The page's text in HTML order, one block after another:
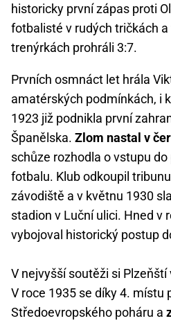
historicky první zápas proti
fotbalisté v rudých tričkách
trenýrkách prohráli 3:7.
Prvních osmnáct let hrála
amatérských podmínkách, i
1923 již podnikla první
Španělska. Zlom nastal v
schůze rozhodla o vstupu
fotbalu. Klub odkoupil
závodiště a v květnu 1930
stadion v Luční ulici. Hned v
vybojoval historický postup
V nejvyšší soutěži si
V roce 1935 se díky 4. místu
Středoevropského poháru a